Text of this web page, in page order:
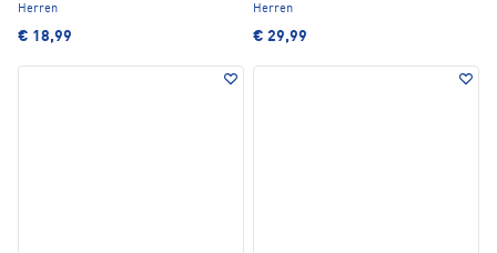
Herren
€ 18,99
Herren
€ 29,99